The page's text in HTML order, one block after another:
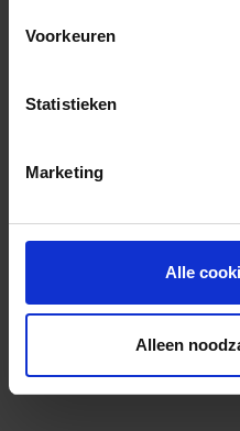
Voorkeuren
Statistieken
Marketing
Alle
Alleen